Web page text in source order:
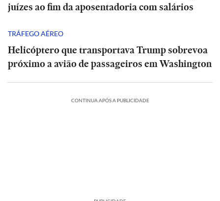
juízes ao fim da aposentadoria com salários
TRÁFEGO AÉREO
Helicóptero que transportava Trump sobrevoa
próximo a avião de passageiros em Washington
CONTINUA APÓS A PUBLICIDADE